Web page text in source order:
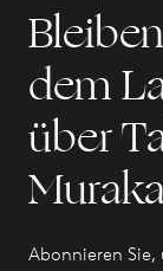
dem
über
Abonnieren Sie,